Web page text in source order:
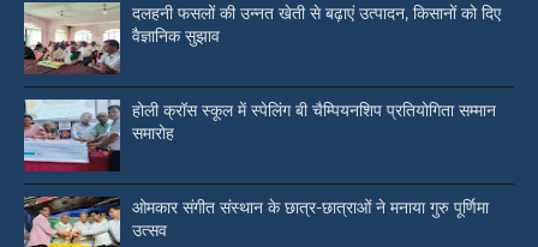
दलहनी फसलों की उन्नत खेती से बढ़ाएं उत्पादन, किसानों को दिए
वैज्ञानिक सुझाव
होली क्रॉस स्कूल में स्पेलिंग बी चैम्पियनशिप प्रतियोगिता सम्मान
समारोह
ओमकार संगीत संस्थान के छात्र-छात्राओं ने मनाया गुरु पूर्णिमा
उत्सव